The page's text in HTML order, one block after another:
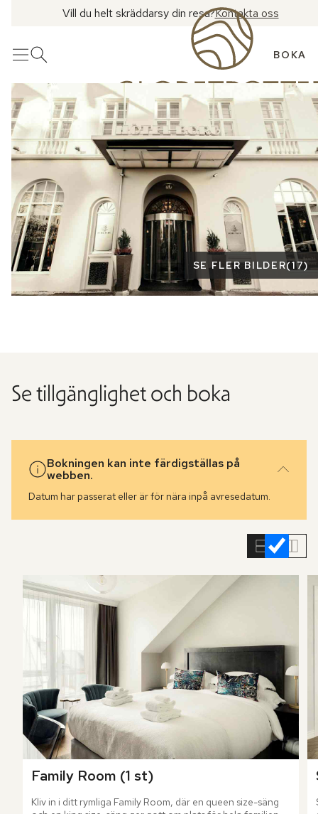
Vill du helt skräddarsy din resa?Kontakta oss
MenyÖppna sök BOKA
Se fler bilder
SE FLER BILDER(17)
Se tillgänglighet och boka
Bokningen kan inte färdigställas på
webben.
Datum har passerat eller är för nära inpå avresedatum.
Hoppa
Family Room (1 st)
Kliv in i ditt rymliga Family Room, där en queen size-säng